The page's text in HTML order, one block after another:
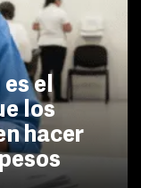
el
los
hacer